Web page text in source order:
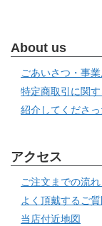
About us
ごあいさつ・事
特定商取引に関
紹介してくださ
アクセス
ご注文までの流
よく頂戴するご質
当店付近地図